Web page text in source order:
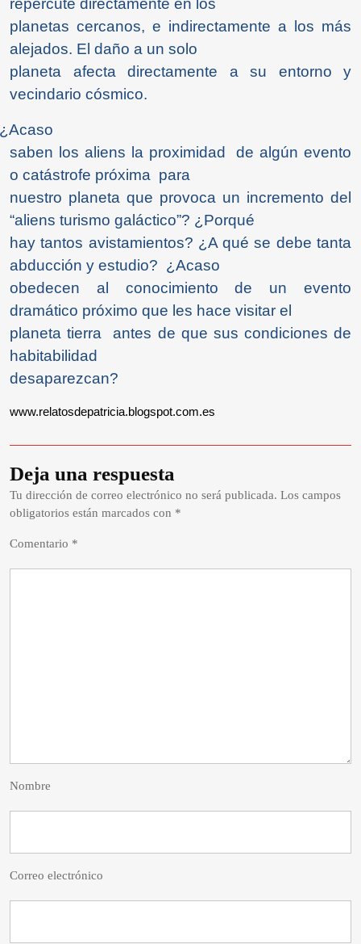
repercute directamente en los
planetas cercanos, e indirectamente a los más
alejados. El daño a un solo
planeta afecta directamente a su entorno y
vecindario cósmico.
saben los aliens la proximidad de algún evento
o catástrofe próxima para
nuestro planeta que provoca un incremento del
“aliens turismo galáctico”? ¿Porqué
hay tantos avistamientos? ¿A qué se debe tanta
abducción y estudio? ¿Acaso
obedecen al conocimiento de un evento
dramático próximo que les hace visitar el
planeta tierra antes de que sus condiciones de
habitabilidad
desaparezcan?
www.relatosdepatricia.blogspot.com.es
Deja una respuesta
Tu dirección de correo electrónico no será publicada. Los campos
obligatorios están marcados con *
Comentario *
Nombre
Correo electrónico